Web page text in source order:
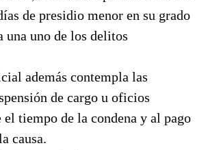
de presidio menor en su grado
una uno de los delitos
además contempla las
de cargo u oficios
tiempo de la condena y al pago
causa.